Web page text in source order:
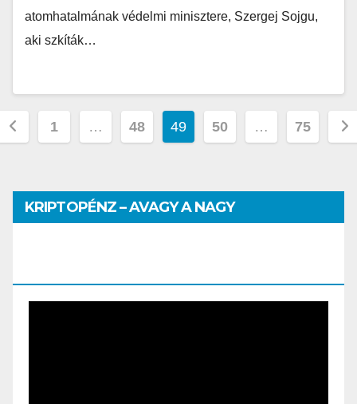
atomhatalmának védelmi minisztere, Szergej Sojgu,
aki szkíták…
1 … 48 49 50 … 75
KRIPTOPÉNZ – AVAGY A NAGY